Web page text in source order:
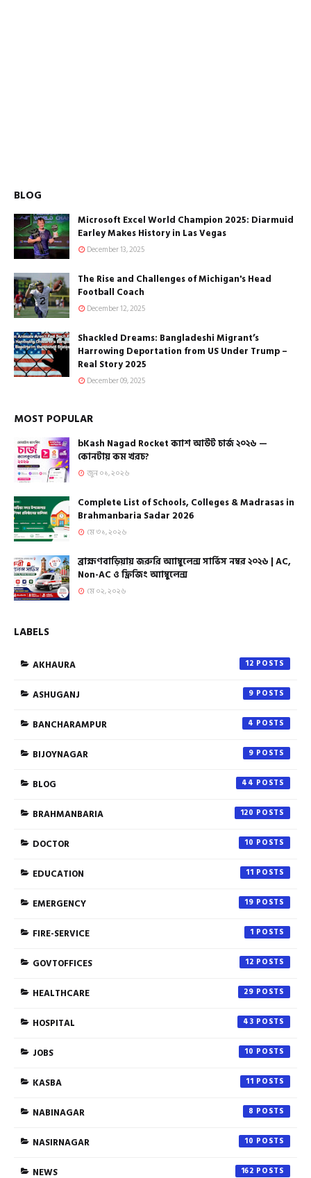
BLOG
Microsoft Excel World Champion 2025: Diarmuid
Earley Makes History in Las Vegas
December 13, 2025
The Rise and Challenges of Michigan's Head
Football Coach
December 12, 2025
Shackled Dreams: Bangladeshi Migrant’s
Harrowing Deportation from US Under Trump –
Real Story 2025
December 09, 2025
MOST POPULAR
bKash Nagad Rocket ক্যাশ আউট চার্জ ২০২৬ —
কোনটায় কম খরচ?
জুন ০১, ২০২৬
Complete List of Schools, Colleges & Madrasas in
Brahmanbaria Sadar 2026
মে ৩১, ২০২৬
ব্রাহ্মণবাড়িয়ায় জরুরি অ্যাম্বুলেন্স সার্ভিস নম্বর ২০২৬ | AC,
Non-AC ও ফ্রিজিং অ্যাম্বুলেন্স
মে ০২, ২০২৬
LABELS
AKHAURA 12
ASHUGANJ 9
BANCHARAMPUR 4
BIJOYNAGAR 9
BLOG 44
BRAHMANBARIA 120
DOCTOR 10
EDUCATION 11
EMERGENCY 19
FIRE-SERVICE 1
GOVTOFFICES 12
HEALTHCARE 29
HOSPITAL 43
JOBS 10
KASBA 11
NABINAGAR 8
NASIRNAGAR 10
NEWS 162